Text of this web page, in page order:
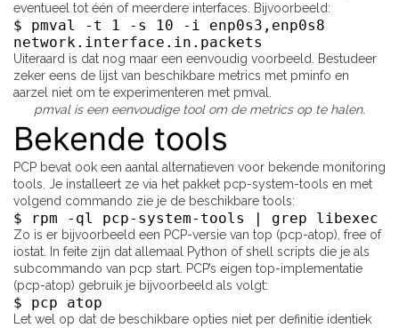
eventueel tot één of meerdere interfaces. Bijvoorbeeld:
$ pmval -t 1 -s 10 -i enp0s3,enp0s8
network.interface.in.packets
Uiteraard is dat nog maar een eenvoudig voorbeeld. Bestudeer
zeker eens de lijst van beschikbare metrics met pminfo en
aarzel niet om te experimenteren met pmval.
pmval is een eenvoudige tool om de metrics op te halen.
Bekende tools
PCP bevat ook een aantal alternatieven voor bekende monitoring
tools. Je installeert ze via het pakket pcp-system-tools en met
volgend commando zie je de beschikbare tools:
$ rpm -ql pcp-system-tools | grep libexec
Zo is er bijvoorbeeld een PCP-versie van top (pcp-atop), free of
iostat. In feite zijn dat allemaal Python of shell scripts die je als
subcommando van pcp start. PCP’s eigen top-implementatie
(pcp-atop) gebruik je bijvoorbeeld als volgt:
$ pcp atop
Let wel op dat de beschikbare opties niet per definitie identiek